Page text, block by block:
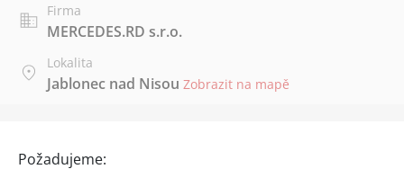
Firma
MERCEDES.RD s.r.o.
Lokalita
Jablonec nad Nisou Zobrazit na mapě
Požadujeme: